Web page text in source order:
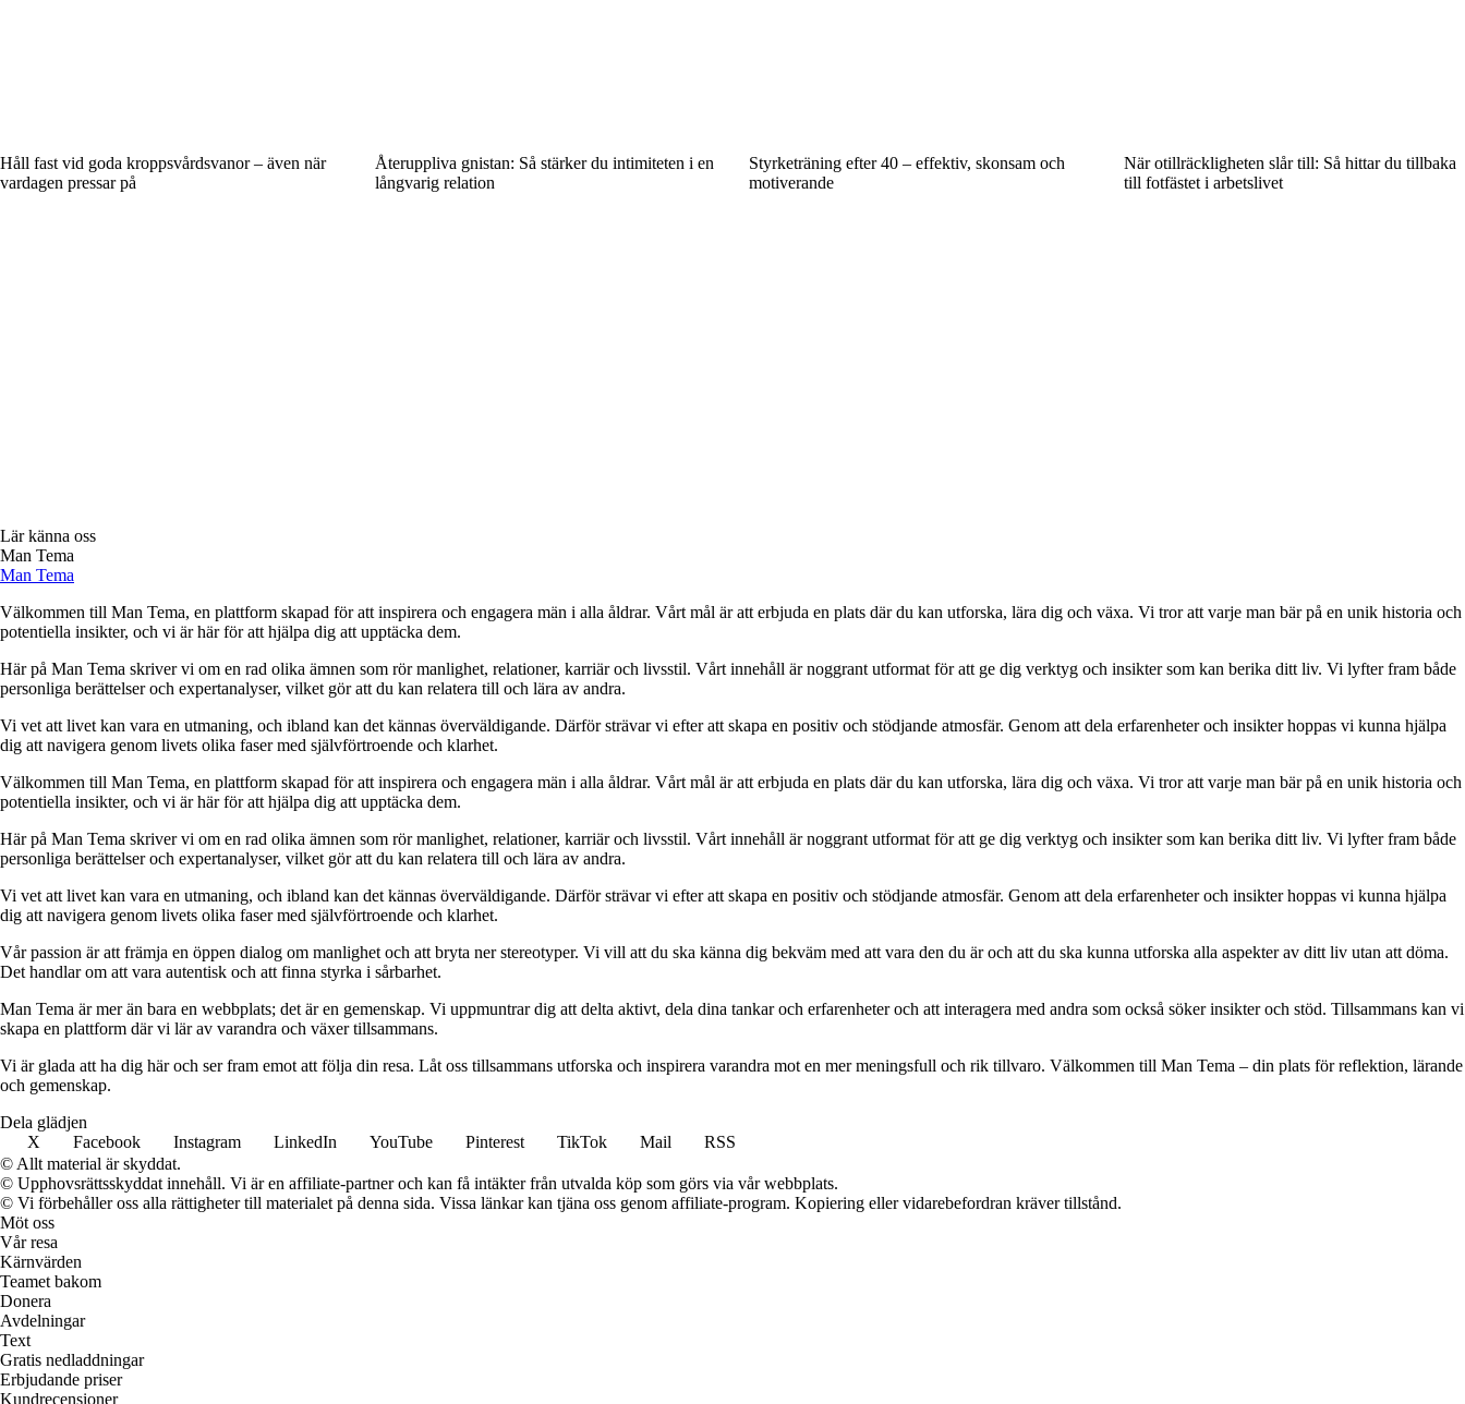
Håll fast vid goda kroppsvårdsvanor – även när
vardagen pressar på
Återuppliva gnistan: Så stärker du intimiteten i en
långvarig relation
Styrketräning efter 40 – effektiv, skonsam och
motiverande
När otillräckligheten slår till: Så hittar du tillbaka
till fotfästet i arbetslivet
Lär känna oss
Man Tema
Man Tema
Välkommen till Man Tema, en plattform skapad för att inspirera och engagera män i alla åldrar. Vårt mål är att erbjuda en plats där du kan utforska, lära dig och växa. Vi tror att varje man bär på en unik historia och
potentiella insikter, och vi är här för att hjälpa dig att upptäcka dem.
Här på Man Tema skriver vi om en rad olika ämnen som rör manlighet, relationer, karriär och livsstil. Vårt innehåll är noggrant utformat för att ge dig verktyg och insikter som kan berika ditt liv. Vi lyfter fram både
personliga berättelser och expertanalyser, vilket gör att du kan relatera till och lära av andra.
Vi vet att livet kan vara en utmaning, och ibland kan det kännas överväldigande. Därför strävar vi efter att skapa en positiv och stödjande atmosfär. Genom att dela erfarenheter och insikter hoppas vi kunna hjälpa
dig att navigera genom livets olika faser med självförtroende och klarhet.
Välkommen till Man Tema, en plattform skapad för att inspirera och engagera män i alla åldrar. Vårt mål är att erbjuda en plats där du kan utforska, lära dig och växa. Vi tror att varje man bär på en unik historia och
potentiella insikter, och vi är här för att hjälpa dig att upptäcka dem.
Här på Man Tema skriver vi om en rad olika ämnen som rör manlighet, relationer, karriär och livsstil. Vårt innehåll är noggrant utformat för att ge dig verktyg och insikter som kan berika ditt liv. Vi lyfter fram både
personliga berättelser och expertanalyser, vilket gör att du kan relatera till och lära av andra.
Vi vet att livet kan vara en utmaning, och ibland kan det kännas överväldigande. Därför strävar vi efter att skapa en positiv och stödjande atmosfär. Genom att dela erfarenheter och insikter hoppas vi kunna hjälpa
dig att navigera genom livets olika faser med självförtroende och klarhet.
Vår passion är att främja en öppen dialog om manlighet och att bryta ner stereotyper. Vi vill att du ska känna dig bekväm med att vara den du är och att du ska kunna utforska alla aspekter av ditt liv utan att döma.
Det handlar om att vara autentisk och att finna styrka i sårbarhet.
Man Tema är mer än bara en webbplats; det är en gemenskap. Vi uppmuntrar dig att delta aktivt, dela dina tankar och erfarenheter och att interagera med andra som också söker insikter och stöd. Tillsammans kan vi
skapa en plattform där vi lär av varandra och växer tillsammans.
Vi är glada att ha dig här och ser fram emot att följa din resa. Låt oss tillsammans utforska och inspirera varandra mot en mer meningsfull och rik tillvaro. Välkommen till Man Tema – din plats för reflektion, lärande
och gemenskap.
Dela glädjen
X
Facebook Instagram LinkedIn YouTube Pinterest TikTok Mail
RSS
© Allt material är skyddat.
© Upphovsrättsskyddat innehåll. Vi är en affiliate-partner och kan få intäkter från utvalda köp som görs via vår webbplats.
© Vi förbehåller oss alla rättigheter till materialet på denna sida. Vissa länkar kan tjäna oss genom affiliate-program. Kopiering eller vidarebefordran kräver tillstånd.
Möt oss
Vår resa
Kärnvärden
Teamet bakom
Donera
Avdelningar
Text
Gratis nedladdningar
Erbjudande priser
Kundrecensioner